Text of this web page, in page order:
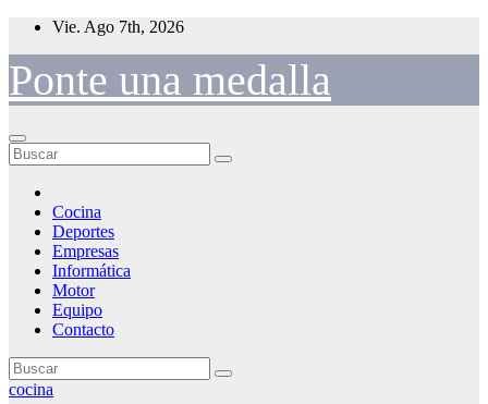
Saltar
contenido
Vie. Ago 7th, 2026
Ponte una medalla
Cocina
Deportes
Empresas
Informática
Motor
Equipo
Contacto
cocina